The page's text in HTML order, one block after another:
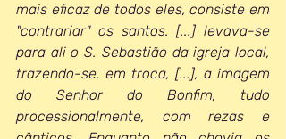
mais eficaz de todos eles, consiste em
"contrariar" os santos. [...] levava-se
para ali o S. Sebastião da igreja local,
trazendo-se, em troca, [...], a imagem
do Senhor do Bonfim, tudo
processionalmente, com rezas e